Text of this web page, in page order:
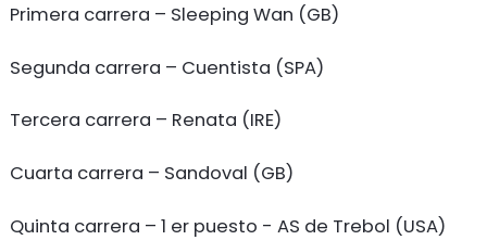
Primera carrera – Sleeping Wan (GB)
Segunda carrera – Cuentista (SPA)
Tercera carrera – Renata (IRE)
Cuarta carrera – Sandoval (GB)
Quinta carrera – 1 er puesto - AS de Trebol (USA)